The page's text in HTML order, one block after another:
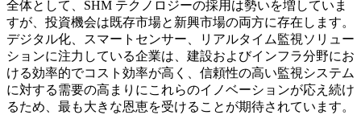
全体として、SHM テクノロジーの採用は勢いを増していま
すが、投資機会は既存市場と新興市場の両方に存在します。
デジタル化、スマートセンサー、リアルタイム監視ソリュー
ションに注力している企業は、建設およびインフラ分野にお
ける効率的でコスト効率が高く、信頼性の高い監視システム
に対する需要の高まりにこれらのイノベーションが応え続け
るため、最も大きな恩恵を受けることが期待されています。